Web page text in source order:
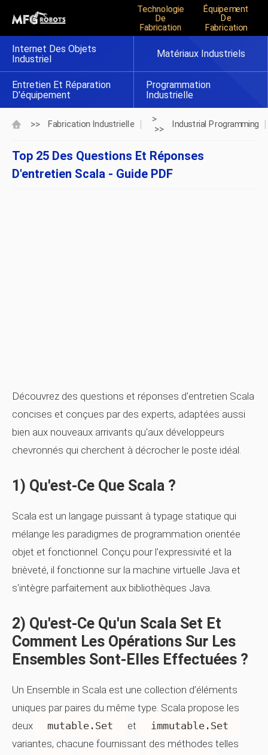
Technologie
De
Fabrication
Équipement
De
Fabrication
Internet Des Objets
Industriel
Matériaux Industriels
Entretien Et Réparation
D'équipement
Programmation
Industrielle
>> Fabrication Industrielle
>
>>
Industrial Programming
Top 25 Des Questions Et Réponses
D'entretien Scala - Guide PDF
Découvrez des questions et réponses d'entretien Scala
concises et conçues par des experts, adaptées aussi
bien aux nouveaux arrivants qu'aux développeurs
chevronnés qui cherchent à décrocher le poste idéal.
1) Qu'est-Ce Que Scala ?
Scala est un langage puissant à typage statique qui
mélange les paradigmes de programmation orientée
objet et fonctionnel. Conçu pour l'expressivité et la
brièveté, il fonctionne sur la machine virtuelle Java et
s'intègre parfaitement aux bibliothèques Java.
2) Qu'est-Ce Qu'un Scala Set Et
Comment Les Opérations Sur Les
Ensembles Sont-Elles Effectuées ?
Un Ensemble in Scala est une collection d’éléments
uniques par paires du même type. Scala propose les
deux
mutable.Set et
immutable.Set
variantes, chacune fournissant des méthodes telles